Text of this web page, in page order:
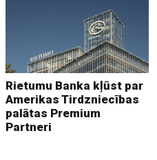
Rietumu Banka kļūst par
Amerikas Tirdzniecības
palātas Premium
Partneri